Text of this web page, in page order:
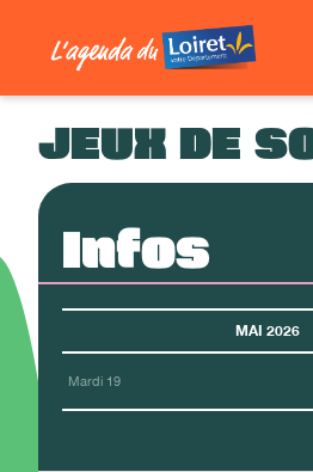
JEUX DE
Infos
MAI 2026
Mardi 19